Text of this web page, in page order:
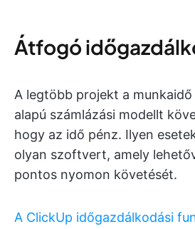
Átfogó
A legtöbb projekt a
alapú számlázási modellt
hogy az idő pénz. Ilyen
olyan szoftvert, amely
pontos nyomon követését.
A ClickUp időgazdálkodási